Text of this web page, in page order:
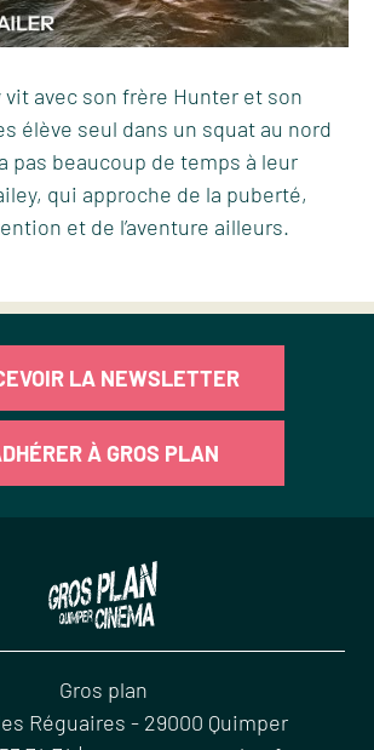
vit avec son frère Hunter et son
élève seul dans un squat au nord
pas beaucoup de temps à leur
qui approche de la puberté,
et de l’aventure ailleurs.
LA NEWSLETTER
À GROS PLAN
Gros plan
Réguaires - 29000 Quimper